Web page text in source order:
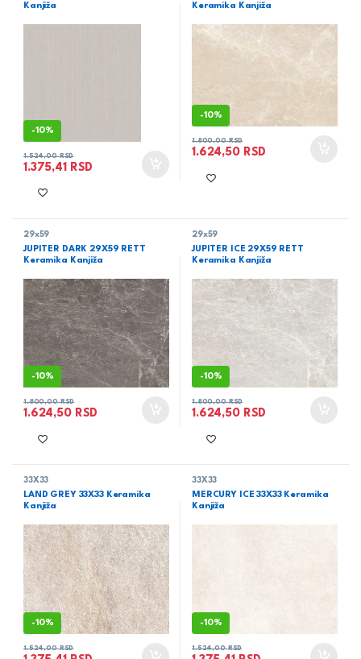
Kanjiža
-10%
1.375,41 RSD
1.524,00RSD
Keramika Kanjiža
-10%
1.624,50 RSD
1.800,00RSD
29x59
JUPITER DARK 29X59 RETT
Keramika Kanjiža
-10%
1.624,50 RSD
1.800,00RSD
29x59
JUPITER ICE 29X59 RETT
Keramika Kanjiža
-10%
1.624,50 RSD
1.800,00RSD
33X33
LAND GREY 33X33 Keramika
Kanjiža
-10%
1.524,00RSD
33X33
MERCURY ICE 33X33 Keramika
Kanjiža
-10%
1.524,00RSD